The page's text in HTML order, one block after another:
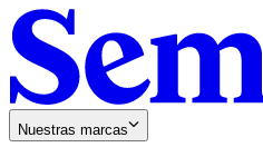
Nuestras marcas